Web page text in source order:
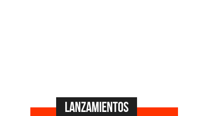
Lanzamientos